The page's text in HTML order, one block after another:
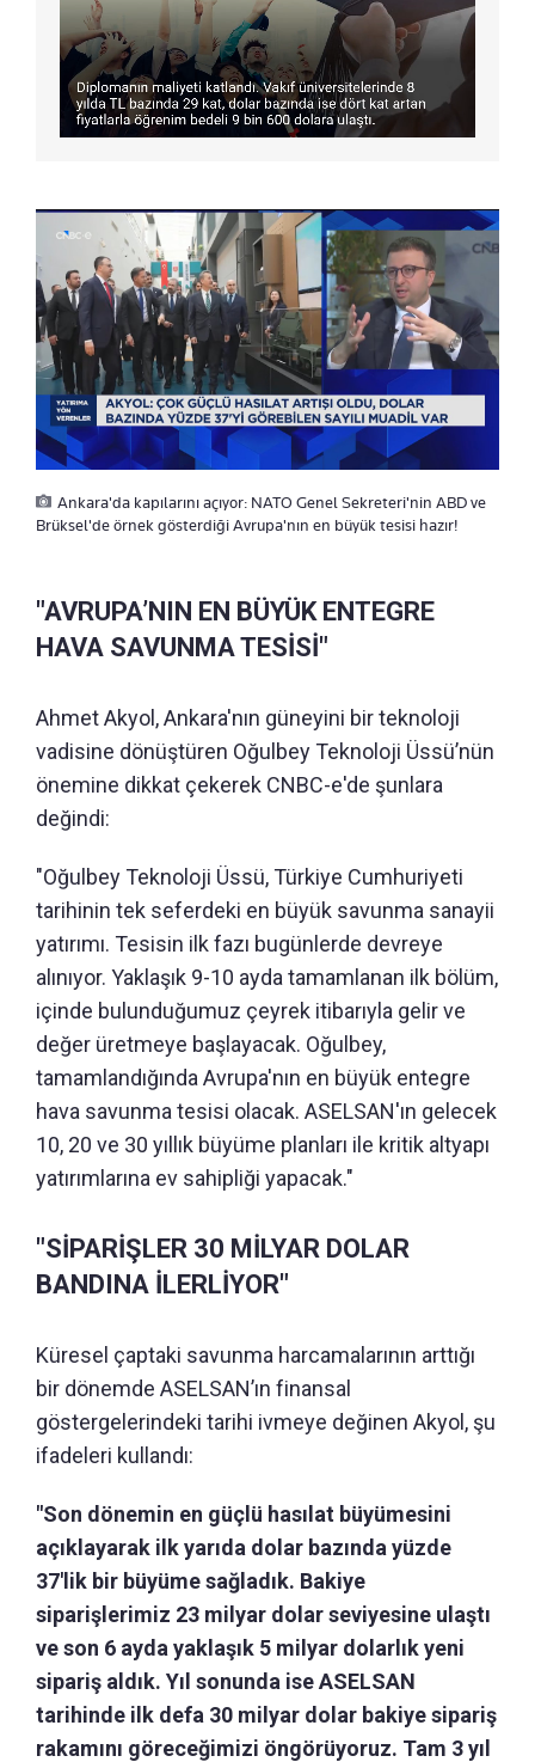
Ankara'da kapılarını açıyor: NATO Genel Sekreteri'nin ABD ve
Brüksel'de örnek gösterdiği Avrupa'nın en büyük tesisi hazır!
"AVRUPA’NIN EN BÜYÜK ENTEGRE
HAVA SAVUNMA TESİSİ"
Ahmet Akyol, Ankara'nın güneyini bir teknoloji
vadisine dönüştüren Oğulbey Teknoloji Üssü’nün
önemine dikkat çekerek CNBC-e'de şunlara
değindi:
"Oğulbey Teknoloji Üssü, Türkiye Cumhuriyeti
tarihinin tek seferdeki en büyük savunma sanayii
yatırımı. Tesisin ilk fazı bugünlerde devreye
alınıyor. Yaklaşık 9-10 ayda tamamlanan ilk bölüm,
içinde bulunduğumuz çeyrek itibarıyla gelir ve
değer üretmeye başlayacak. Oğulbey,
tamamlandığında Avrupa'nın en büyük entegre
hava savunma tesisi olacak. ASELSAN'ın gelecek
10, 20 ve 30 yıllık büyüme planları ile kritik altyapı
yatırımlarına ev sahipliği yapacak."
"SİPARİŞLER 30 MİLYAR DOLAR
BANDINA İLERLİYOR"
Küresel çaptaki savunma harcamalarının arttığı
bir dönemde ASELSAN’ın finansal
göstergelerindeki tarihi ivmeye değinen Akyol, şu
ifadeleri kullandı:
"Son dönemin en güçlü hasılat büyümesini
açıklayarak ilk yarıda dolar bazında yüzde
37'lik bir büyüme sağladık. Bakiye
siparişlerimiz 23 milyar dolar seviyesine ulaştı
ve son 6 ayda yaklaşık 5 milyar dolarlık yeni
sipariş aldık. Yıl sonunda ise ASELSAN
tarihinde ilk defa 30 milyar dolar bakiye sipariş
rakamını göreceğimizi öngörüyoruz. Tam 3 yıl